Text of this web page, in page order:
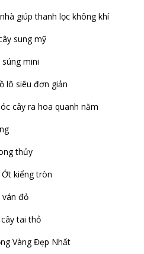
giúp thanh lọc không khí
sung mỹ
mini
lô siêu đơn giản
cây ra hoa quanh năm
thủy
kiểng tròn
ván đỏ
tai thỏ
Vàng Đẹp Nhất